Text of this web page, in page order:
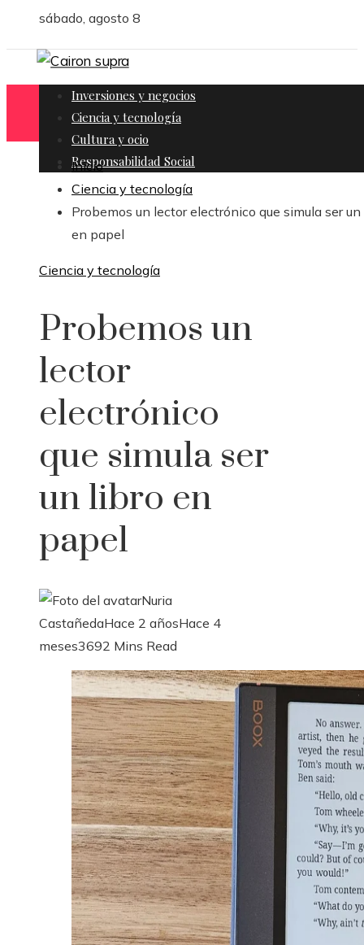
sábado, agosto 8
Inversiones y negocios
Ciencia y tecnología
Cultura y ocio
Responsabilidad Social
Inicio
Ciencia y tecnología
Probemos un lector electrónico que simula ser
en papel
Ciencia y tecnología
Probemos un
lector
electrónico
que simula ser
un libro en
papel
Nuria
CastañedaHace 2 añosHace 4
meses3692 Mins Read